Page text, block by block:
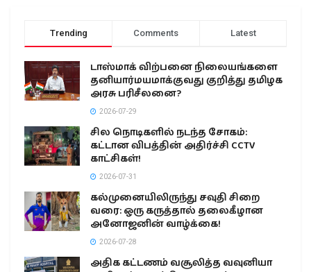
Trending Comments Latest
டாஸ்மாக் விற்பனை நிலையங்களை
தனியார்மயமாக்குவது குறித்து தமிழக
அரசு பரிசீலனை?
2026-07-29
சில நொடிகளில் நடந்த சோகம்:
கட்டான விபத்தின் அதிர்ச்சி CCTV
காட்சிகள்!
2026-07-31
கல்முனையிலிருந்து சவுதி சிறை
வரை: ஒரு கருத்தால் தலைகீழான
அனோஜனின் வாழ்க்கை!
2026-07-28
அதிக கட்டணம் வசூலித்த வவுனியா